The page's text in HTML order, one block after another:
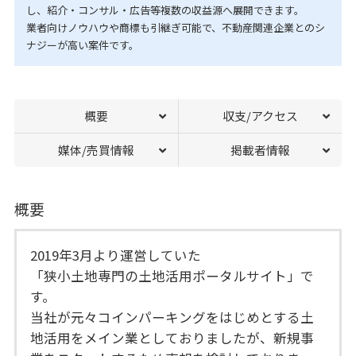
し、紹介・コンサル・広告等複数の収益源へ展開できます。
業者向けノウハウや商標も引継ぎ可能で、不動産関連企業とのシ
ナジーが高い案件です。
概要 収支/アクセス
媒体/売買情報 掲載者情報
概要
2019年3月より運営していた
「狭小土地専門の土地活用ポータルサイト」で
す。
当社が元々コインパーキングをはじめとする土
地活用をメイン業としておりましたが、新規事